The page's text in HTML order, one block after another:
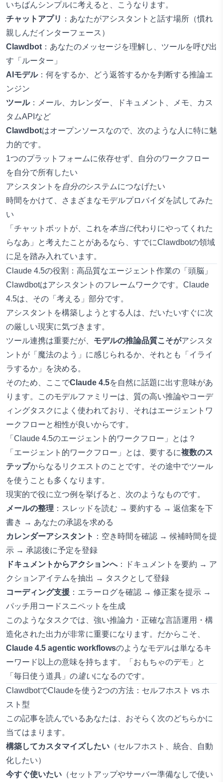
いちばんシンプルに考えると、こうなります。
チャットアプリ ：あなたがアシスタントと話す場所（慣れ
親しんだインターフェース）
Clawdbot ：あなたのメッセージを理解し、ツールを呼び出
す「ルーター」
AIモデル：何をするか、どう返答するかを判断する推論エ
ンジン
ツール：メール、カレンダー、ドキュメント、メモ、カス
タムAPIなど
Clawdbotはオープンソースなので、次のような人に特に魅
力的です。
1つのプラットフォームに依存せず、自分のワークフロー
を自分で所有したい
アシスタントを自分のシステムにつなげたい
時間をかけて、さまざまなモデルプロバイダを試してみた
い
「チャットボットが、これを本当に代わりにやってくれた
らなあ」と考えたことがあるなら、すでにClawdbotの領域
に足を踏み入れています。
Claude 4.5の役割：高品質なエージェント作業の「頭脳」
Clawdbotはアシスタントのフレームワークです。Claude
4.5は、その「考える」部分です。
アシスタントを構築しようとする人は、だいたいすぐに次
の厳しい現実に気づきます。
ツール連携は重要だが、 モデルの推論品質こそがアシスタ
ントが「魔法のよう」に感じられるか、それとも「イライ
ラするか」を決める。
そのため、ここでClaude 4.5を自然に話題に出す意味があ
ります。このモデルファミリーは、質の高い推論やコーデ
ィングタスクによく使われており、それはエージェントワ
ークフローと相性が良いからです。
「Claude 4.5のエージェント的ワークフロー」とは？
「エージェント的ワークフロー」とは、要するに複数のス
テップからなるリクエストのことです。その途中でツール
を使うことも多くなります。
現実的で役に立つ例を挙げると、次のようなものです。
メールの整理 ：スレッドを読む → 要約する → 返信案を下
書き → あなたの承認を求める
カレンダーアシスタント ：空き時間を確認 → 候補時間を提
示 → 承認後に予定を登録
ドキュメントからアクションへ：ドキュメントを要約 → ア
クションアイテムを抽出 → タスクとして登録
コーディング支援 ：エラーログを確認 → 修正案を提示 →
パッチ用コードスニペットを生成
このようなタスクでは、強い推論力・正確な言語運用・構
造化された出力が非常に重要になります。だからこそ、
Claude 4.5 agentic workflowsのようなモデルは単なるキ
ーワード以上の意味を持ちます。「おもちゃのデモ」と
「毎日使う道具」の違いになるのです。
ClawdbotでClaudeを使う2つの方法：セルフホスト vs ホ
スト型
この記事を読んでいるあなたは、おそらく次のどちらかに
当てはまります。
構築してカスタマイズしたい （セルフホスト、統合、自動
化したい）
今すぐ使いたい （セットアップやサーバー準備なしで使い